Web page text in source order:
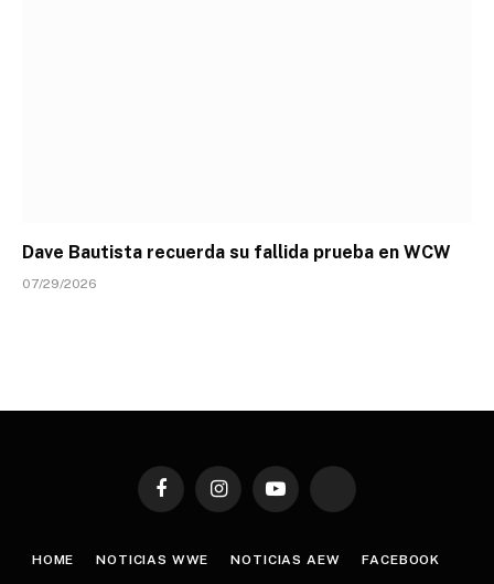
Dave Bautista recuerda su fallida prueba en WCW
07/29/2026
FacebookInstagramYouTube TikTok
HOME NOTICIAS WWE NOTICIAS AEW FACEBOOK